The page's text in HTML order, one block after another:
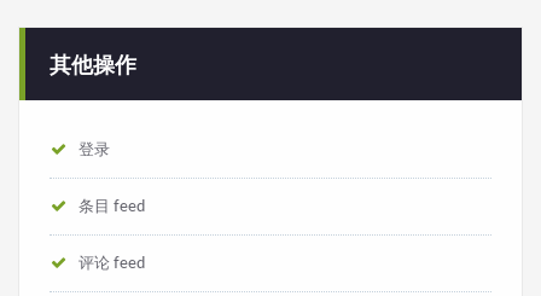
其他操作
登录
条目 feed
评论 feed